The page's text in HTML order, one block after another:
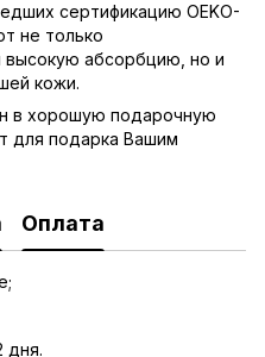
сертификацию OEKO-
не только
высокую абсорбцию, но и
кожи.
в хорошую подарочную
для подарка Вашим
Оплата
дня.